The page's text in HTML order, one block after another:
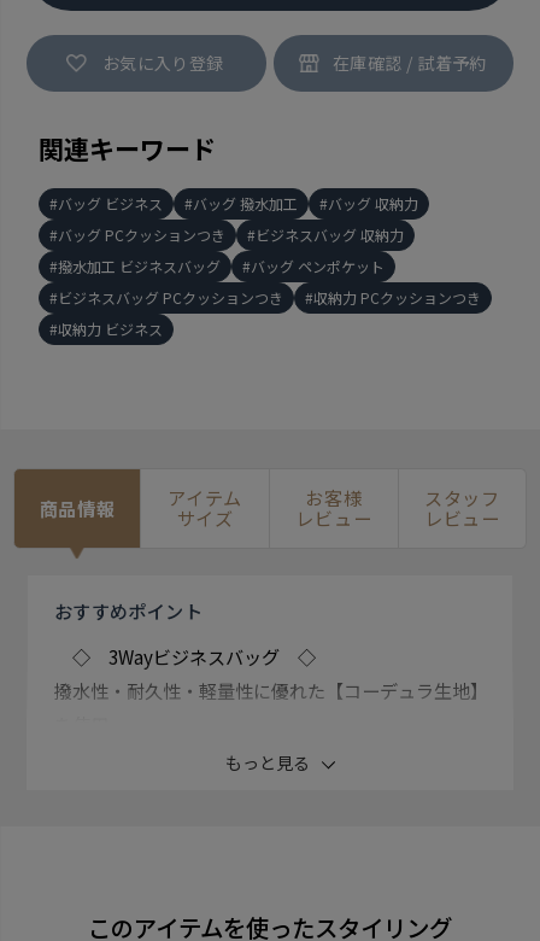
お気に入り登録
関連キーワード
バッグ ビジネス バッグ 撥水加工
バッグ 収納力
バッグ PCクッションつき
ビジネスバッグ 収納力
撥水加工 ビジネスバッグ
バッグ ペンポケット
ビジネスバッグ PCクッションつき
収納力 PCクッションつき
収納力 ビジネス
商品情報 アイテム
サイズ
お客様
レビュー
スタッフ
レビュー
おすすめポイント
◇ 3Wayビジネスバッグ ◇
撥水性・耐久性・軽量性に優れた【コーデュラ生地】
見た目以上に抜群の収納力を誇る使い勝手の良いビジ
もっと見る
このアイテムを使ったスタイリング